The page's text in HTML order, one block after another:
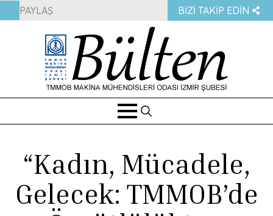
PAYLAŞ BIZI TAKIP EDIN
Search
“Kadın, Mücadele,
Gelecek: TMMOB’de